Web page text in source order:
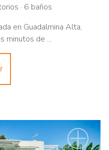
· 6 baños
en Guadalmina Alta,
minutos de ...